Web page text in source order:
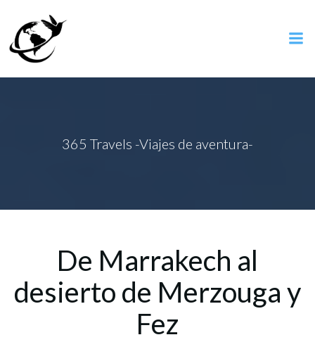
365 Travels -Viajes de aventura-
De Marrakech al
desierto de Merzouga y
Fez